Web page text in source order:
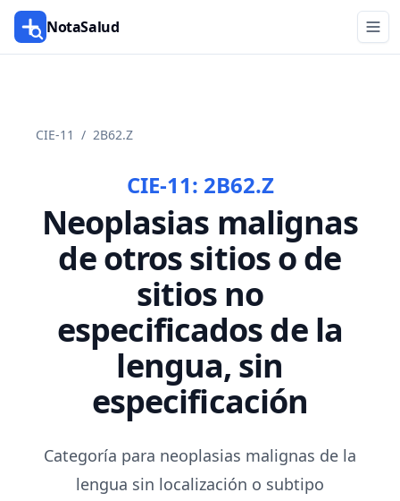
NotaSalud
CIE-11 / 2B62.Z
CIE-11: 2B62.Z
Neoplasias malignas
de otros sitios o de
sitios no
especificados de la
lengua, sin
especificación
Categoría para neoplasias malignas de la
lengua sin localización o subtipo